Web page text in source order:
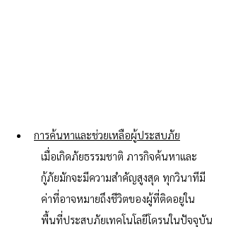
การค้นหาและช่วยเหลือผู้ประสบภัย
เมื่อเกิดภัยธรรมชาติ ภารกิจค้นหาและ
กู้ภัยมักจะมีความสำคัญสูงสุด ทุกวินาทีมี
ค่าที่อาจหมายถึงชีวิตของผู้ที่ติดอยู่ใน
พื้นที่ประสบภัยเทคโนโลยีโดรนในปัจจุบัน